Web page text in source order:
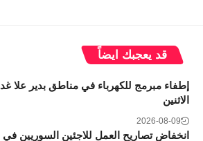
قد يعجبك ايضاً
إطفاء مبرمج للكهرباء في مناطق بدير علا غدا
الاثنين
2026-08-09
انخفاض تصاريح العمل للاجئين السوريين في